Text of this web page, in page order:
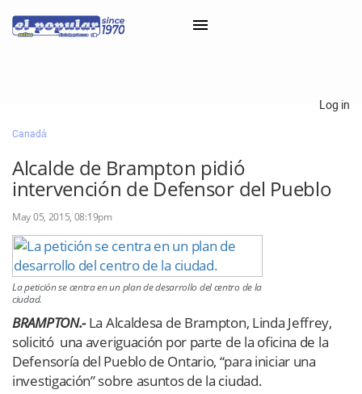
Classifieds
Categorías
Log in
Canadá
Alcalde de Brampton pidió
intervención de Defensor del Pueblo
May 05, 2015, 08:19pm
La petición se centra en un plan de desarrollo del centro de la
ciudad.
BRAMPTON.- La Alcaldesa de Brampton, Linda Jeffrey,
solicitó una averiguación por parte de la oficina de la
Defensoría del Pueblo de Ontario, “para iniciar una
investigación” sobre asuntos de la ciudad.